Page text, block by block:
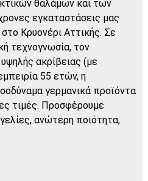
θαλάμων και των
εγκαταστάσεις μας
Κρυονέρι Αττικής. Σε
τεχνογνωσία, τον
ακρίβειας (με
55 ετών, η
γερμανικά προϊόντα
τιμές. Προσφέρουμε
ανώτερη ποιότητα,